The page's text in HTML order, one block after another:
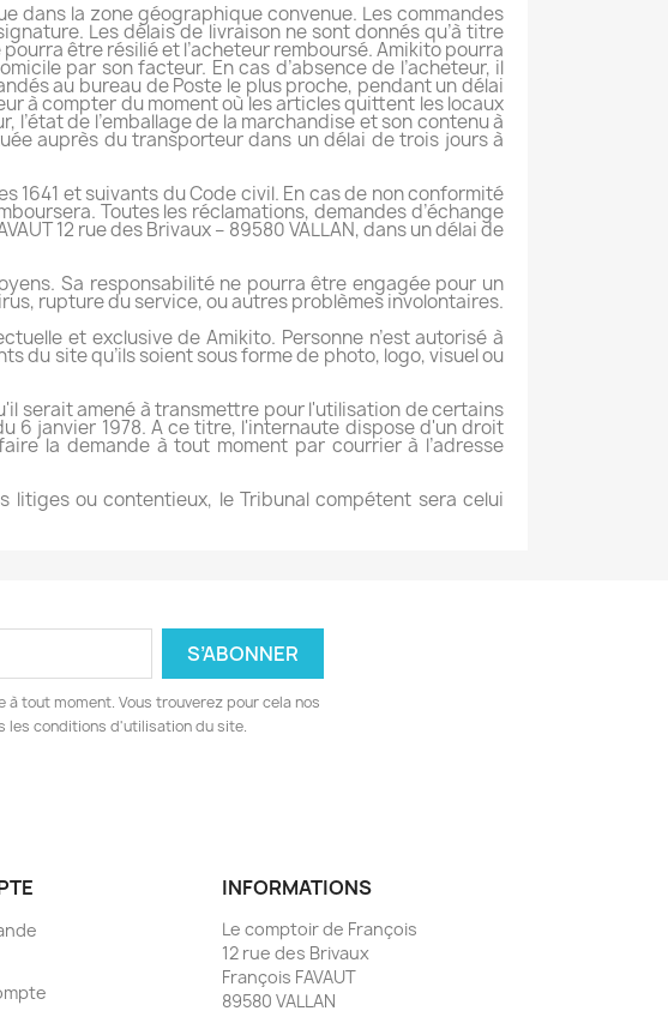
dans la zone géographique convenue. Les commandes
Les délais de livraison ne sont donnés qu’à titre
être résilié et l’acheteur remboursé. Amikito pourra
par son facteur. En cas d’absence de l’acheteur, il
au bureau de Poste le plus proche, pendant un délai
à compter du moment où les articles quittent les locaux
de l’emballage de la marchandise et son contenu à
auprès du transporteur dans un délai de trois jours à
et suivants du Code civil. En cas de non conformité
Toutes les réclamations, demandes d’échange
12 rue des Brivaux – 89580 VALLAN, dans un délai de
Sa responsabilité ne pourra être engagée pour un
rupture du service, ou autres problèmes involontaires.
et exclusive de Amikito. Personne n’est autorisé à
du site qu’ils soient sous forme de photo, logo, visuel ou
serait amené à transmettre pour l'utilisation de certains
6 janvier 1978. A ce titre, l'internaute dispose d'un droit
la demande à tout moment par courrier à l’adresse
litiges ou contentieux, le Tribunal compétent sera celui
à tout moment. Vous trouverez pour cela nos
les conditions d'utilisation du site.
INFORMATIONS
Le comptoir de François
12 rue des Brivaux
François FAVAUT
89580 VALLAN